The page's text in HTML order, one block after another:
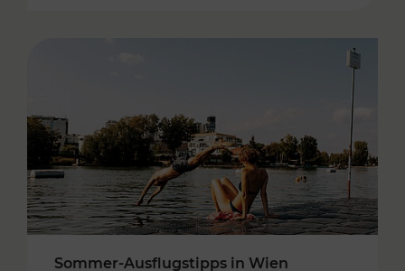
Sommer-Ausflugstipps in Wien